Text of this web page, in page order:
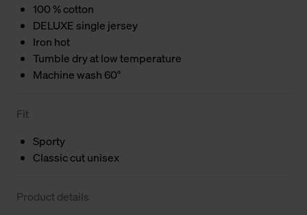
100 % cotton
DELUXE single jersey
Iron hot
Tumble dry at low temperature
Machine wash 60°
Fit
Sporty
Classic cut unisex
Product details